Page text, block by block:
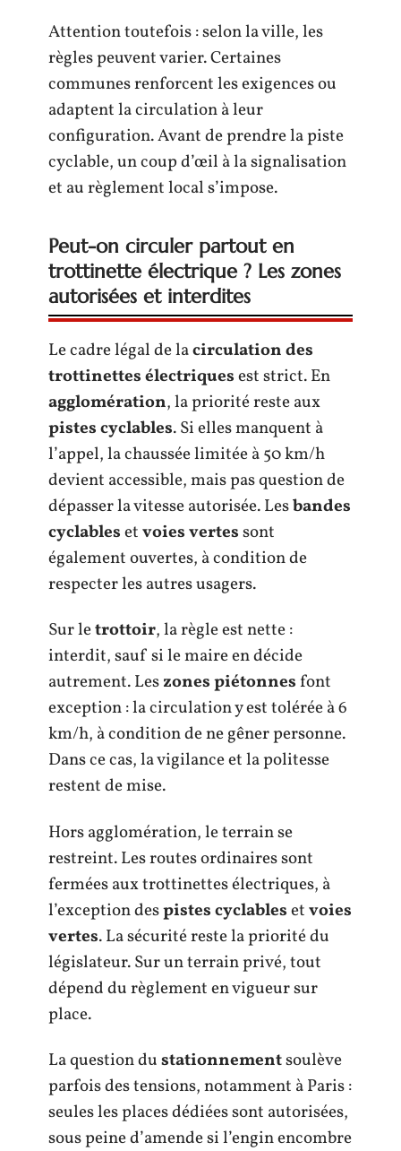
Attention toutefois : selon la ville, les
règles peuvent varier. Certaines
communes renforcent les exigences ou
adaptent la circulation à leur
configuration. Avant de prendre la piste
cyclable, un coup d’œil à la signalisation
et au règlement local s’impose.
Peut-on circuler partout en
trottinette électrique ? Les zones
autorisées et interdites
Le cadre légal de lacirculation des
trottinettes électriquesest strict. En
agglomération, la priorité reste aux
pistes cyclables. Si elles manquent à
l’appel, la chaussée limitée à 50 km/h
devient accessible, mais pas question de
dépasser la vitesse autorisée. Lesbandes
cyclablesetvoies vertessont
également ouvertes, à condition de
respecter les autres usagers.
Sur letrottoir, la règle est nette :
interdit, sauf si le maire en décide
autrement. Leszones piétonnesfont
exception : la circulation y est tolérée à 6
km/h, à condition de ne gêner personne.
Dans ce cas, la vigilance et la politesse
restent de mise.
Hors agglomération, le terrain se
restreint. Les routes ordinaires sont
fermées aux trottinettes électriques, à
l’exception despistes cyclablesetvoies
vertes. La sécurité reste la priorité du
législateur. Sur un terrain privé, tout
dépend du règlement en vigueur sur
place.
La question dustationnementsoulève
parfois des tensions, notamment à Paris :
seules les places dédiées sont autorisées,
sous peine d’amende si l’engin encombre